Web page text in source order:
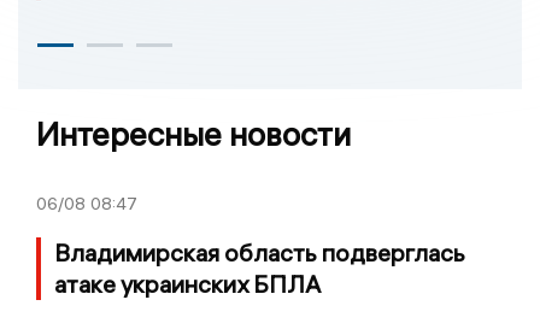
Интересные новости
06/08 08:47
Владимирская область подверглась
атаке украинских БПЛА